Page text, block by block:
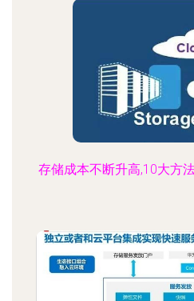
存储成本不断升高,10大方